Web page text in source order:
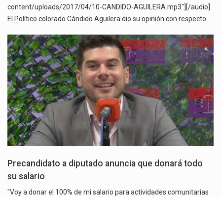
content/uploads/2017/04/10-CANDIDO-AGUILERA.mp3"][/audio]
El Político colorado Cándido Aguilera dio su opinión con respecto…
Precandidato a diputado anuncia que donará todo
su salario
"Voy a donar el 100% de mi salario para actividades comunitarias